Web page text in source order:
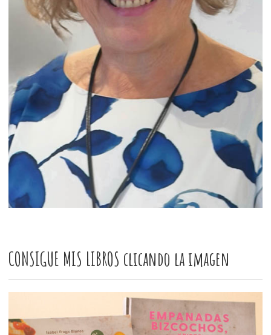
CONSIGUE MIS LIBROS clicando la imagen